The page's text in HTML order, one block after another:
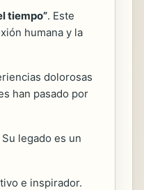
tiempo”. Este
humana y la
dolorosas
han pasado por
legado es un
e inspirador.